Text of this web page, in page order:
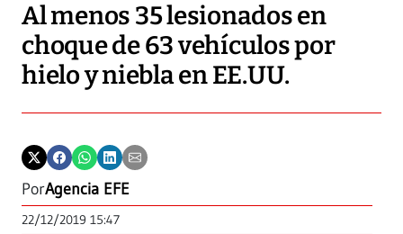
Al menos 35 lesionados en
choque de 63 vehículos por
hielo y niebla en EE.UU.
PorAgencia EFE
22/12/2019 15:47